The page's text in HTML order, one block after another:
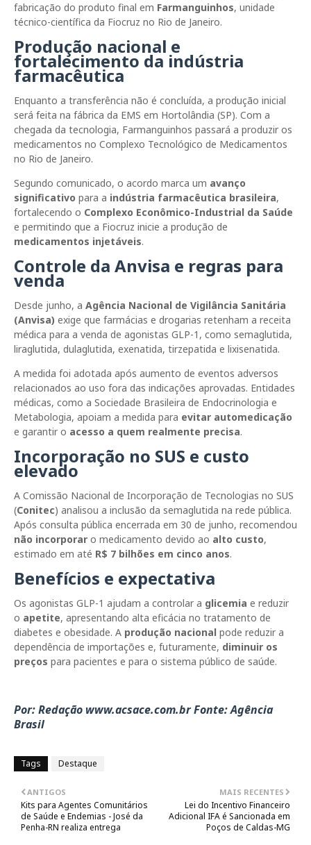
fabricação do produto final em Farmanguinhos, unidade
técnico-científica da Fiocruz no Rio de Janeiro.
Produção nacional e
fortalecimento da indústria
farmacêutica
Enquanto a transferência não é concluída, a produção inicial
será feita na fábrica da EMS em Hortolândia (SP). Com a
chegada da tecnologia, Farmanguinhos passará a produzir os
medicamentos no Complexo Tecnológico de Medicamentos
no Rio de Janeiro.
Segundo comunicado, o acordo marca um avanço
significativo para a indústria farmacêutica brasileira,
fortalecendo o Complexo Econômico-Industrial da Saúde
e permitindo que a Fiocruz inicie a produção de
medicamentos injetáveis.
Controle da Anvisa e regras para
venda
Desde junho, a Agência Nacional de Vigilância Sanitária
(Anvisa) exige que farmácias e drogarias retenham a receita
médica para a venda de agonistas GLP-1, como semaglutida,
liraglutida, dulaglutida, exenatida, tirzepatida e lixisenatida.
A medida foi adotada após aumento de eventos adversos
relacionados ao uso fora das indicações aprovadas. Entidades
médicas, como a Sociedade Brasileira de Endocrinologia e
Metabologia, apoiam a medida para evitar automedicação
e garantir o acesso a quem realmente precisa.
Incorporação no SUS e custo
elevado
A Comissão Nacional de Incorporação de Tecnologias no SUS
(Conitec) analisou a inclusão da semaglutida na rede pública.
Após consulta pública encerrada em 30 de junho, recomendou
não incorporar o medicamento devido ao alto custo,
estimado em até R$ 7 bilhões em cinco anos.
Benefícios e expectativa
Os agonistas GLP-1 ajudam a controlar a glicemia e reduzir
o apetite, apresentando alta eficácia no tratamento de
diabetes e obesidade. A produção nacional pode reduzir a
dependência de importações e, futuramente, diminuir os
preços para pacientes e para o sistema público de saúde.
Por: Redação www.acsace.com.br Fonte: Agência
Brasil
Tags Destaque
MAIS RECENTES
Lei do Incentivo Financeiro
Adicional IFA é Sancionada em
Poços de Caldas-MG
ANTIGOS
Kits para Agentes Comunitários
de Saúde e Endemias - José da
Penha-RN realiza entrega